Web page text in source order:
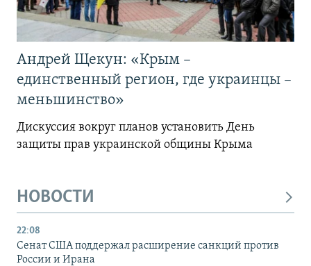
Андрей Щекун: «Крым –
единственный регион, где украинцы –
меньшинство»
Дискуссия вокруг планов установить День
защиты прав украинской общины Крыма
НОВОСТИ
22:08
Сенат США поддержал расширение санкций против
России и Ирана